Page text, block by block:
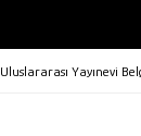
Uluslararası Yayınevi